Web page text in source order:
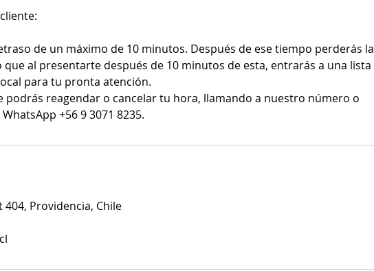
de un máximo de 10 minutos. Después de ese tiempo perderás la
al presentarte después de 10 minutos de esta, entrarás a una lista
para tu pronta atención.
podrás reagendar o cancelar tu hora, llamando a nuestro número o
+56 9 3071 8235.
Providencia, Chile